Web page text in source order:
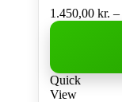
1.450,00 kr. –
Dette
vare
Quick
View